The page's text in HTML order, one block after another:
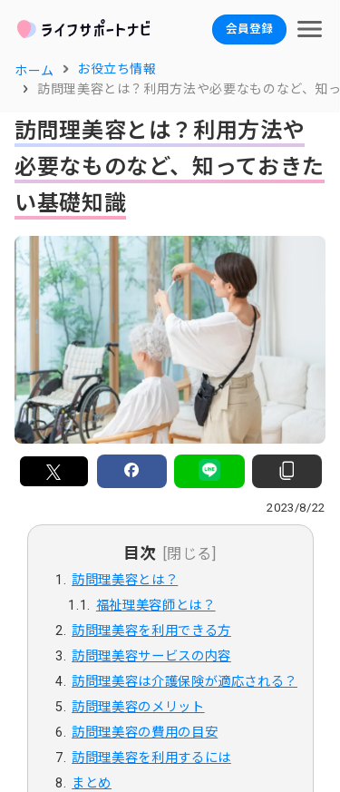
会員登録
ホーム
お役立ち情報
訪問理美容とは？利用方法や必要なものなど、知
訪問理美容とは？利用方法や
必要なものなど、知っておきた
い基礎知識
2023/8/22
目次 [閉じる]
訪問理美容とは？
福祉理美容師とは？
訪問理美容を利用できる方
訪問理美容サービスの内容
訪問理美容は介護保険が適応される？
訪問理美容のメリット
訪問理美容の費用の目安
訪問理美容を利用するには
まとめ